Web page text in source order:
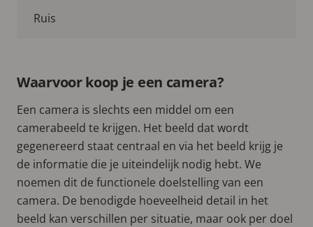
Ruis
Waarvoor koop je een camera?
Een camera is slechts een middel om een
camerabeeld te krijgen. Het beeld dat wordt
gegenereerd staat centraal en via het beeld krijg je
de informatie die je uiteindelijk nodig hebt. We
noemen dit de functionele doelstelling van een
camera. De benodigde hoeveelheid detail in het
beeld kan verschillen per situatie, maar ook per doel